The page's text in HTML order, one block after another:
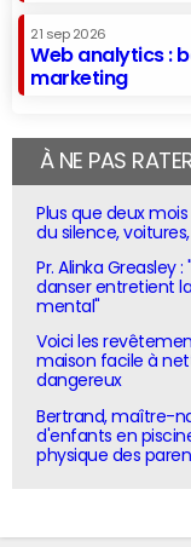
21 sep 2026
Web analytics :
marketing
À NE PAS
Plus que deux
du silence,
Pr. Alinka Greasley
danser entretient
mental"
Voici les
maison facile à
dangereux
Bertrand, maître-
d'enfants en
physique des